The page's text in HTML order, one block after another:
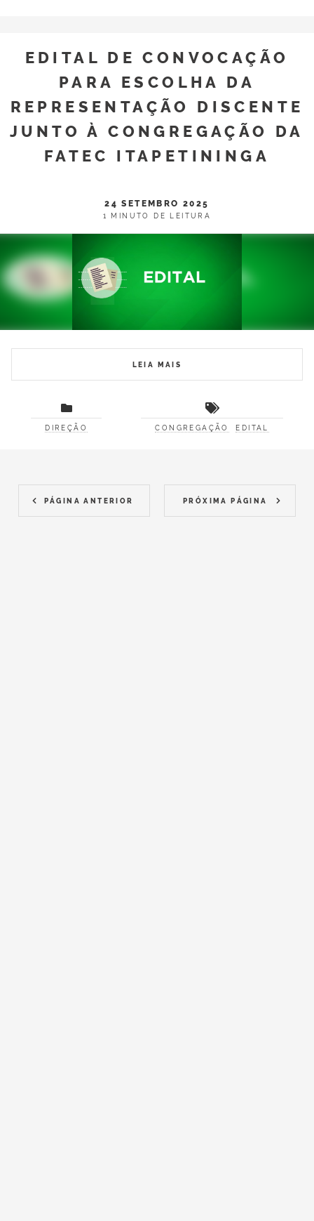
EDITAL DE CONVOCAÇÃO
PARA ESCOLHA DA
REPRESENTAÇÃO DISCENTE
JUNTO À CONGREGAÇÃO DA
FATEC ITAPETININGA
24 SETEMBRO 2025
1 MINUTO DE LEITURA
LEIA MAIS
DIREÇÃO CONGREGAÇÃO EDITAL
PÁGINA ANTERIOR PRÓXIMA PÁGINA